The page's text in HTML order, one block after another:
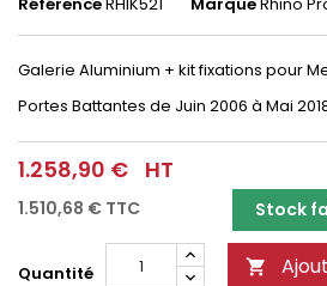
Galerie Aluminium + kit fixations pour
Portes Battantes de Juin 2006 à Mai
1.258,90 € HT
1.510,68 € TTC Stock
Quantité 